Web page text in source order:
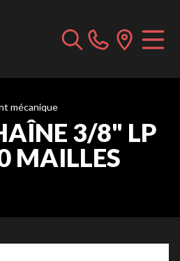
mécanique
3/8" LP
MAILLES